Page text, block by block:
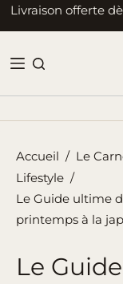
Passer
au
Livraison offerte
Accueil / Le
Lifestyle /
Le Guide ultime
printemps à la
Le